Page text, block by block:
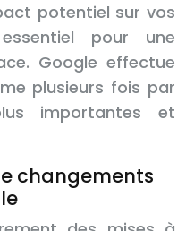
potentiel sur vos
pour une
Google effectue
plusieurs fois par
importantes et
changements